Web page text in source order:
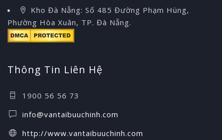
Kho Đà Nẵng: Số 485 Đường Phạm Hùng,
Phường Hòa Xuân, TP. Đà Nẵng.
Thông Tin Liên Hệ
1900 56 56 73
info@vantaibuuchinh.com
http://www.vantaibuuchinh.com